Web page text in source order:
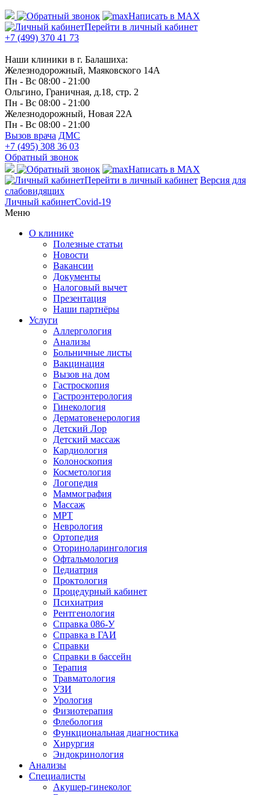
Написать в MAX
Перейти в личный кабинет
+7 (499) 370 41 73
Наши клиники в г. Балашиха:
Железнодорожный, Маяковского 14А
Пн - Вс 08:00 - 21:00
Ольгино, Граничная, д.18, стр. 2
Пн - Вс 08:00 - 21:00
Железнодорожный, Новая 22А
Пн - Вс 08:00 - 21:00
Вызов врача ДМС
+7 (495) 308 36 03
Обратный звонок
Написать в MAX
Перейти в личный кабинет Версия для
слабовидящих
Личный кабинетCovid-19
Меню
О клинике
Полезные статьи
Новости
Вакансии
Документы
Налоговый вычет
Презентация
Наши партнёры
Услуги
Аллергология
Анализы
Больничные листы
Вакцинация
Вызов на дом
Гастроскопия
Гастроэнтерология
Гинекология
Дерматовенерология
Детский Лор
Детский массаж
Кардиология
Колоноскопия
Косметология
Логопедия
Маммография
Массаж
МРТ
Неврология
Ортопедия
Оториноларингология
Офтальмология
Педиатрия
Проктология
Процедурный кабинет
Психиатрия
Рентгенология
Справка 086-У
Справка в ГАИ
Справки
Справки в бассейн
Терапия
Травматология
УЗИ
Урология
Физиотерапия
Флебология
Функциональная диагностика
Хирургия
Эндокринология
Анализы
Специалисты
Акушер-гинеколог